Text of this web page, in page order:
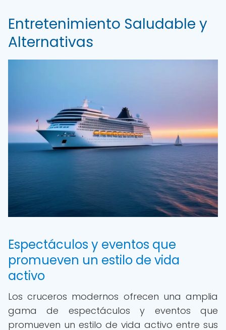
Entretenimiento Saludable y
Alternativas
Espectáculos y eventos que
promueven un estilo de vida
activo
Los cruceros modernos ofrecen una amplia
gama de espectáculos y eventos que
promueven un estilo de vida activo entre sus